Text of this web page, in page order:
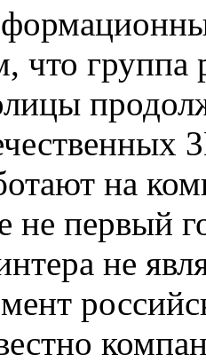
что группа
на
не первый
не